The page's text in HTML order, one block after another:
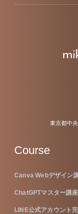
東京都中
Course
Canva Webデザイン
ChatGPTマスター講座
LINE公式アカウント